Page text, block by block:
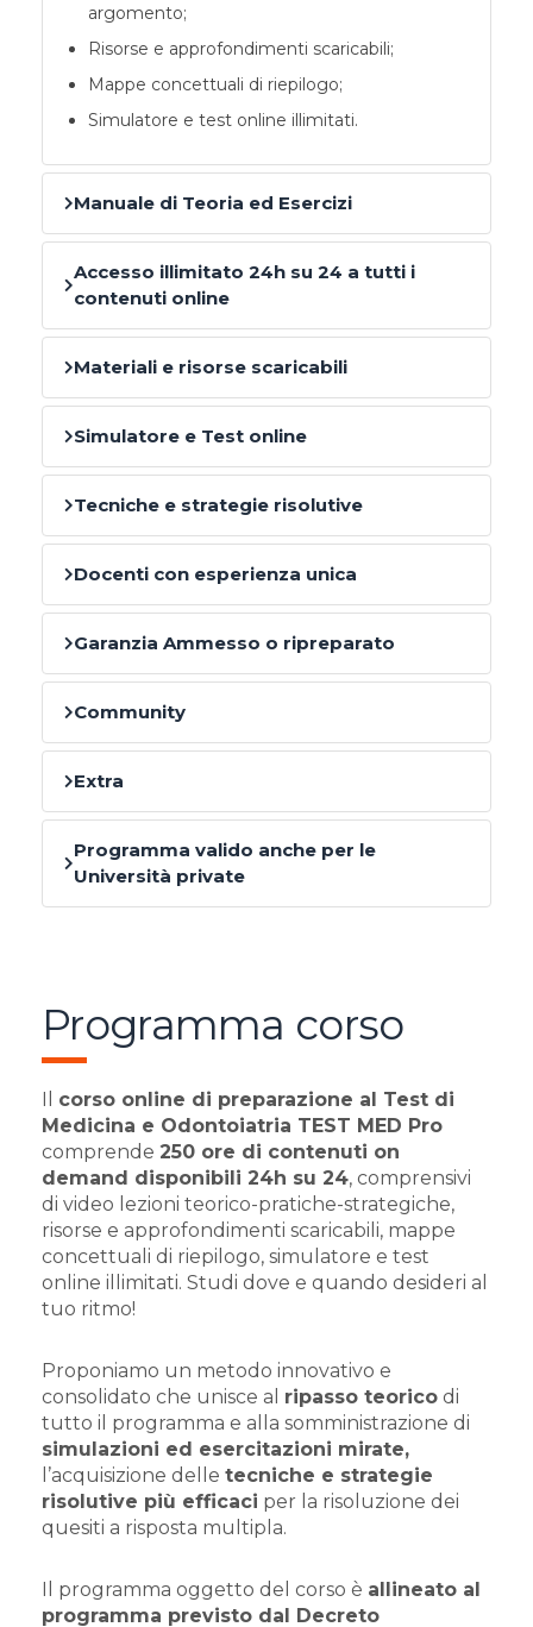
argomento;
Risorse e approfondimenti scaricabili;
Mappe concettuali di riepilogo;
Simulatore e test online illimitati.
Manuale di Teoria ed Esercizi
Accesso illimitato 24h su 24 a tutti i
contenuti online
Materiali e risorse scaricabili
Simulatore e Test online
Tecniche e strategie risolutive
Docenti con esperienza unica
Garanzia Ammesso o ripreparato
Community
Extra
Programma valido anche per le
Università private
Programma corso
corso online di preparazione al Test di
Medicina e Odontoiatria TEST MED Pro
comprende 250 ore di contenuti on
demand disponibili 24h su 24, comprensivi
di video lezioni teorico-pratiche-strategiche,
risorse e approfondimenti scaricabili, mappe
concettuali di riepilogo, simulatore e test
online illimitati. Studi dove e quando desideri al
tuo ritmo!
Proponiamo un metodo innovativo e
consolidato che unisce al ripasso teorico di
tutto il programma e alla somministrazione di
simulazioni ed esercitazioni mirate,
l’acquisizione delle tecniche e strategie
risolutive più efficaci per la risoluzione dei
quesiti a risposta multipla.
Il programma oggetto del corso è allineato al
programma previsto dal Decreto